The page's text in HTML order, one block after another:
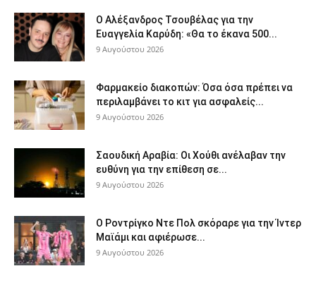
Ο Αλέξανδρος Τσουβέλας για την
Ευαγγελία Καρύδη: «Θα το έκανα 500...
9 Αυγούστου 2026
Φαρμακείο διακοπών: Όσα όσα πρέπει να
περιλαμβάνει το κιτ για ασφαλείς...
9 Αυγούστου 2026
Σαουδική Αραβία: Οι Χούθι ανέλαβαν την
ευθύνη για την επίθεση σε...
9 Αυγούστου 2026
Ο Ροντρίγκο Ντε Πολ σκόραρε για την Ίντερ
Μαϊάμι και αφιέρωσε...
9 Αυγούστου 2026